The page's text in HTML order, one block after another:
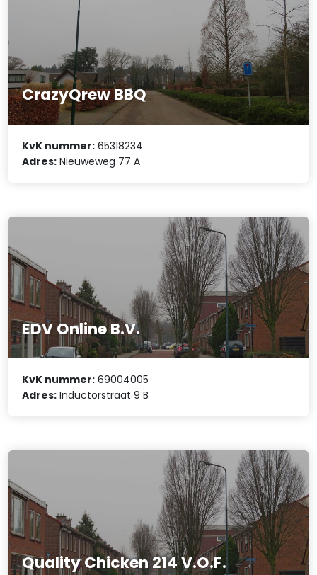
CrazyQrew BBQ
KvK nummer: 65318234
Adres: Nieuweweg 77 A
EDV Online B.V.
KvK nummer: 69004005
Adres: Inductorstraat 9 B
Quality Chicken 214 V.O.F.